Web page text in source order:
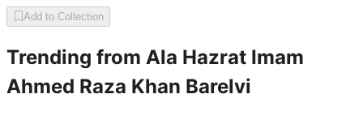
Add to Collection
Trending from Ala Hazrat Imam
Ahmed Raza Khan Barelvi